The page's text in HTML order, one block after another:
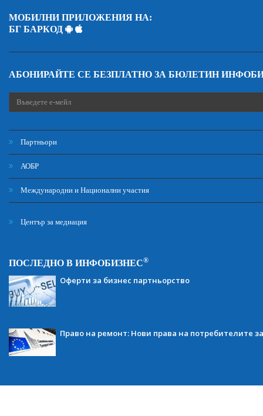
МОБИЛНИ ПРИЛОЖЕНИЯ НА:
БГ БАРКОД
АБОНИРАЙТЕ СЕ БЕЗПЛАТНО ЗА БЮЛЕТИН
Партньори
АОБР
Международни и Национални участия
Център за медиация
ПОСЛЕДНО В ИНФОБИЗНЕС®
Оферти за бизнес партньорство
Право на ремонт: Нови права на потребителите